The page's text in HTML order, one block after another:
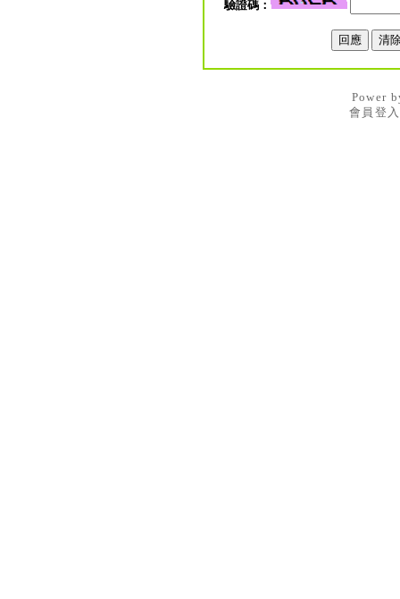
驗證碼：
Power
會員登入